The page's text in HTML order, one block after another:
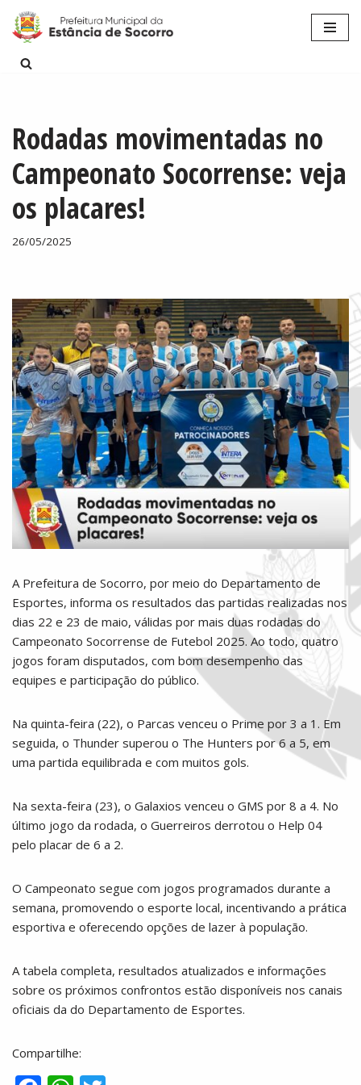
Pular
para
Rodadas movimentadas no
Campeonato Socorrense: veja
os placares!
26/05/2025
A Prefeitura de Socorro, por meio do Departamento de
Esportes, informa os resultados das partidas realizadas nos
dias 22 e 23 de maio, válidas por mais duas rodadas do
Campeonato Socorrense de Futebol 2025. Ao todo, quatro
jogos foram disputados, com bom desempenho das
equipes e participação do público.
Na quinta-feira (22), o Parcas venceu o Prime por 3 a 1. Em
seguida, o Thunder superou o The Hunters por 6 a 5, em
uma partida equilibrada e com muitos gols.
Na sexta-feira (23), o Galaxios venceu o GMS por 8 a 4. No
último jogo da rodada, o Guerreiros derrotou o Help 04
pelo placar de 6 a 2.
O Campeonato segue com jogos programados durante a
semana, promovendo o esporte local, incentivando a prática
esportiva e oferecendo opções de lazer à população.
A tabela completa, resultados atualizados e informações
sobre os próximos confrontos estão disponíveis nos canais
oficiais da do Departamento de Esportes.
Compartilhe: